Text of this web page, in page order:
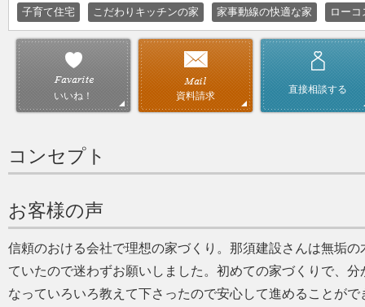
子育て住宅 こだわりキッチンの家 家事動線の快適な家 ロー
いいね！ 資料請求
直接相談する
コンセプト
お客様の声
信頼のおける会社で理想の家づくり。那須建設さんは無垢
ていたので迷わずお願いしました。初めての家づくりで、
なっていろいろ教えて下さったので安心して進めることが